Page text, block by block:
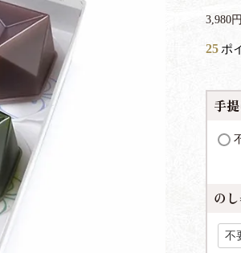
3,980
25 ポ
手
のし